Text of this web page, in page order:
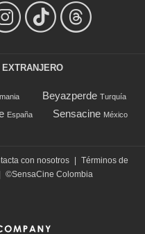
Beyazperde Turquía
España Sensacine México
con nosotros
Términos de
©SensaCine Colombia